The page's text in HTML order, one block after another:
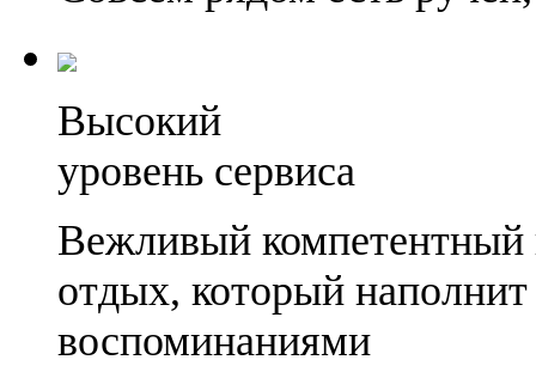
Высокий
уровень сервиса
Вежливый компетентный
отдых, который
воспоминаниями